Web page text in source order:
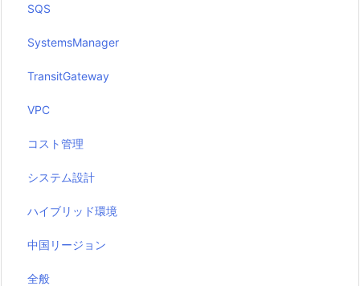
SQS
SystemsManager
TransitGateway
VPC
コスト管理
システム設計
ハイブリッド環境
中国リージョン
全般